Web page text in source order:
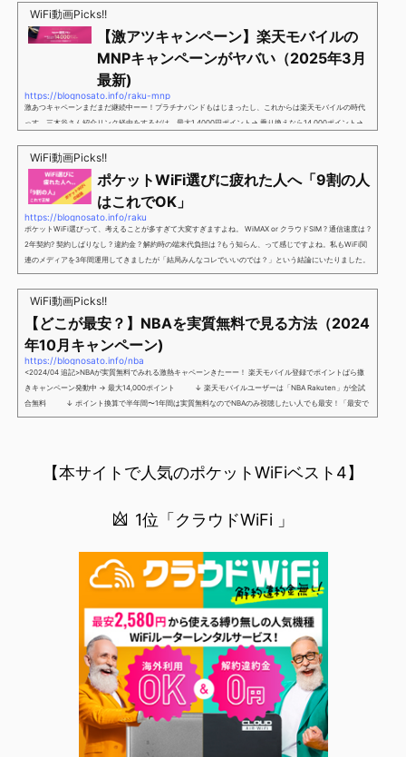
WiFi動画Picks!!
【激アツキャンペーン】楽天モバイルの
MNPキャンペーンがヤバい（2025年3月
最新)
https://blognosato.info/raku-mnp
激あつキャペーンまだまだ継続中ーー！プラチナバンドもはじまったし、これからは楽天モバイルの時代
っす。三木谷さん紹介リンク経由をするだけ。最大1,4000円ポイント→ 乗り換えなら14,000ポイント→
谷さんキャンペーン／2回線目以降でもOK再契約でもでもOK背水の陣の楽天モバイル。ついに「最後の賭
け」とも思えるポイントばら撒きキャンペーンを発動してきました。■キャンペーン概要三木谷社長の特
別招待ページから楽天モバイ...
WiFi動画Picks!!
ポケットWiFi選びに疲れた人へ「9割の人
はこれでOK」
https://blognosato.info/raku
ポケットWiFi選びって、考えることが多すぎて大変すぎますよね。 WiMAX or クラウドSIM ? 通信速度は ?
2年契約? 契約しばりなし ? 違約金 ? 解約時の端末代負担は ?もう知らん、って感じですよね。私もWiFi関
連のメディアを3年間運用してきましたが「結局みんなコレでいいのでは？」という結論にいたりました。
ということで、「ポケットWiFi選びに疲れた」「結局どれがいいのか分からない」と言う人向けに【最終
解】を用意しました。ポケットWiFiのヘビーユーザー視点で「90％の人はこれだけでいいやん」というも
のなので、「多...
WiFi動画Picks!!
【どこが最安？】NBAを実質無料で見る方法（2024
年10月キャンペーン)
https://blognosato.info/nba
<2024/04 追記>NBAが実質無料でみれる激熱キャペーンきたーー！ 楽天モバイル登録でポイントばら撒
きキャンペーン発動中 → 最大14,000ポイント ↓ 楽天モバイルユーザーは「NBA Rakuten」が全試
合無料 ↓ ポイント換算で半年間〜1年間は実質無料なのでNBAのみ視聴したい人でも最安！「最安で
NBAを見る方法」が「楽天モバイルを契約すること」というもはや意味不明な状況...楽天モバイルでNBAを
【本サイトで人気のポケットWiFiベスト4】
1位「クラウドWiFi 」